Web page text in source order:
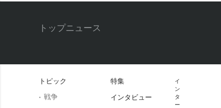
トップニュース
トピック
戦争
特集
インタビュー
イ
ン
タ
ー